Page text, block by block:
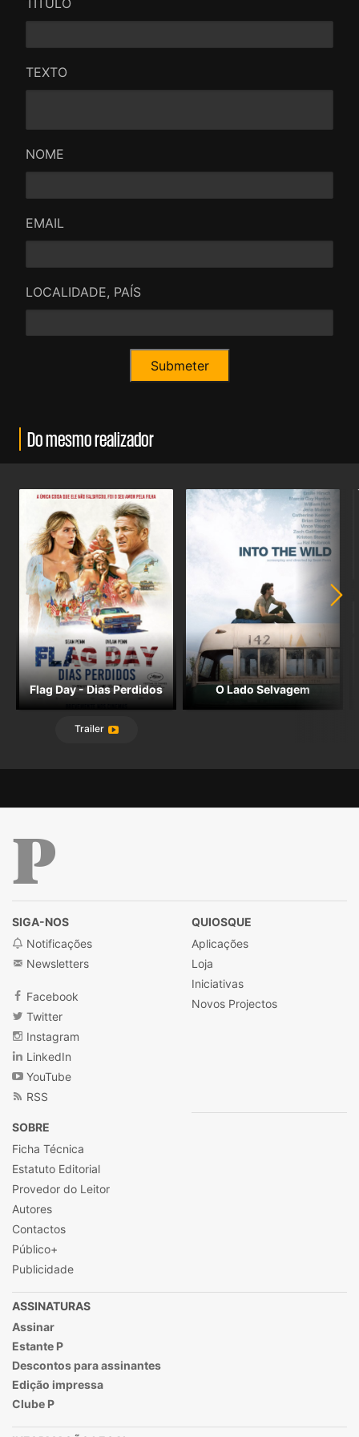
TEXTO
NOME
EMAIL
LOCALIDADE, PAÍS
Do mesmo realizador
Flag Day - Dias Perdidos
Trailer
O Lado Selvagem
SIGA-NOS
Notificações
Newsletters
Facebook
Twitter
Instagram
LinkedIn
YouTube
RSS
QUIOSQUE
Aplicações
Loja
Iniciativas
Novos Projectos
SOBRE
Ficha Técnica
Estatuto Editorial
Provedor do Leitor
Autores
Contactos
Público+
Publicidade
ASSINATURAS
Assinar
Estante P
Descontos para assinantes
Edição impressa
Clube P